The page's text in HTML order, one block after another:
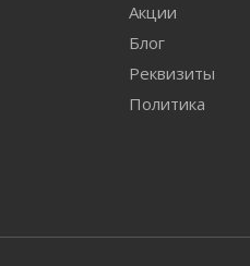
Акции
Блог
Реквизиты
Политика